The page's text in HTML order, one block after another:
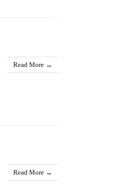
Read More →
Read More →